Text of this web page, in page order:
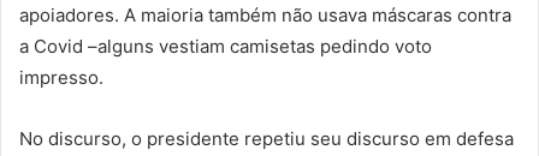
apoiadores. A maioria também não usava máscaras contra
a Covid –alguns vestiam camisetas pedindo voto
impresso.
No discurso, o presidente repetiu seu discurso em defesa